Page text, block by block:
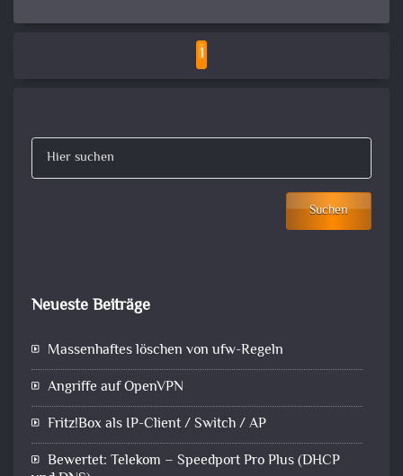
1
Suchen
Neueste Beiträge
Massenhaftes löschen von ufw-Regeln
Angriffe auf OpenVPN
Fritz!Box als IP-Client / Switch / AP
Bewertet: Telekom – Speedport Pro Plus (DHCP